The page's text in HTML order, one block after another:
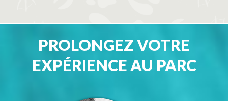
PROLONGEZ VOTRE
EXPÉRIENCE AU PARC